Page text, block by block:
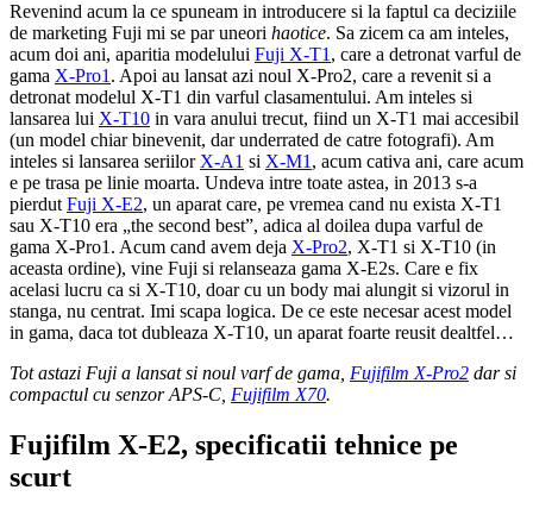
Revenind acum la ce spuneam in introducere si la faptul ca deciziile
de marketing Fuji mi se par uneori haotice. Sa zicem ca am inteles,
acum doi ani, aparitia modelului Fuji X-T1 , care a detronat varful de
gama X-Pro1 . Apoi au lansat azi noul X-Pro2, care a revenit si a
detronat modelul X-T1 din varful clasamentului. Am inteles si
lansarea lui X-T10 in vara anului trecut, fiind un X-T1 mai accesibil
(un model chiar binevenit, dar underrated de catre fotografi). Am
inteles si lansarea seriilor X-A1 si X-M1 , acum cativa ani, care acum
e pe trasa pe linie moarta. Undeva intre toate astea, in 2013 s-a
pierdut Fuji X-E2, un aparat care, pe vremea cand nu exista X-T1
sau X-T10 era „the second best”, adica al doilea dupa varful de
gama X-Pro1. Acum cand avem deja X-Pro2, X-T1 si X-T10 (in
aceasta ordine), vine Fuji si relanseaza gama X-E2s. Care e fix
acelasi lucru ca si X-T10, doar cu un body mai alungit si vizorul in
stanga, nu centrat. Imi scapa logica. De ce este necesar acest model
in gama, daca tot dubleaza X-T10, un aparat foarte reusit dealtfel…
Tot astazi Fuji a lansat si noul varf de gama, Fujifilm X-Pro2 dar si
compactul cu senzor APS-C, Fujifilm X70.
Fujifilm X-E2, specificatii tehnice pe
scurt